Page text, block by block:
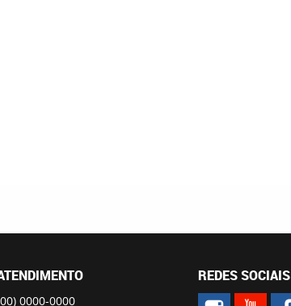
0000-0000
REDES SOCIAIS